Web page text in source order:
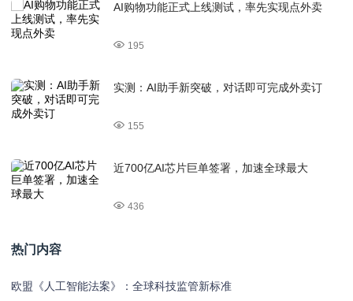
AI购物功能正式上线测试，率先实现点外卖
195
实测：AI助手新突破，对话即可完成外卖订
155
近700亿AI芯片巨单签署，加速全球最大
436
热门内容
欧盟《人工智能法案》：全球科技监管新标准